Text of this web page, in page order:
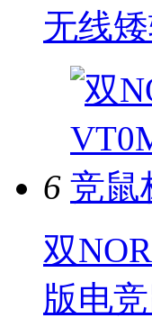
无线
6
双
版电